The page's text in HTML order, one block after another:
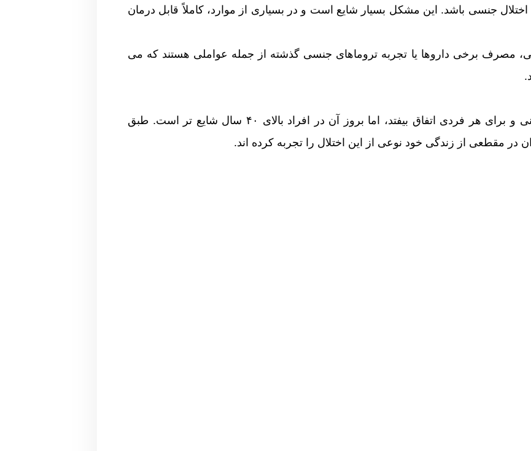
جنسی باشد. این مشکل بسیار شایع است و در بسیاری از موارد، کاملاً قابل درمان
مصرف برخی داروها یا تجربه تروماهای جنسی گذشته از جمله عواملی هستند که می
ناتوانی جنسی ممکن است در هر سنی و برای هر فردی اتفاق بیفتد، اما بروز آن در افراد بالای ۴۰ سال شایع تر است. طبق